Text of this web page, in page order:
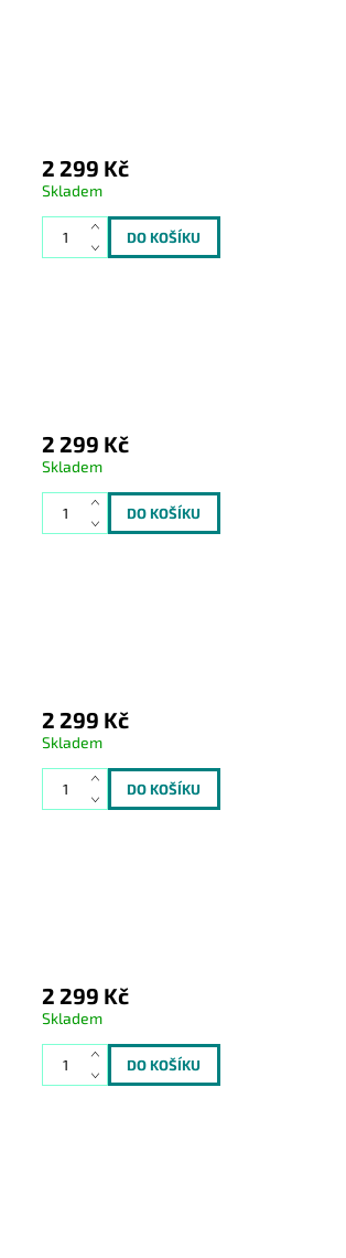
2 299 Kč
Skladem
2 299 Kč
Skladem
2 299 Kč
Skladem
2 299 Kč
Skladem